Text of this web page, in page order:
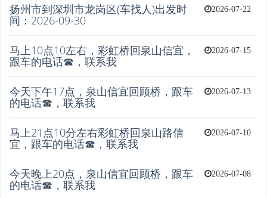
2026-07-22
扬州市到深圳市龙岗区(车找人)出发时
间：2026-09-30
2026-07-15
马上10点10左右，彩虹桥回泉山信宜，
跟车的电话☎，联系我
2026-07-13
今天下午17点，泉山信宜回顾桥，跟车
的电话☎，联系我
2026-07-10
马上21点10分左右彩虹桥回泉山路信
宜，跟车的电话☎，联系我
2026-07-08
今天晚上20点，泉山信宜回顾桥，跟车
的电话☎，联系我